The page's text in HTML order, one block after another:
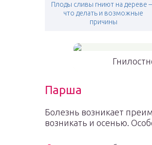
Плоды сливы гниют на дереве
что делать и возможные
причины
Парша
Болезнь возникает
возникать и осенью.